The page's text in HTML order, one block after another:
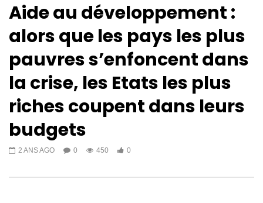
Aide au développement :
alors que les pays les plus
pauvres s’enfoncent dans
la crise, les Etats les plus
riches coupent dans leurs
budgets
2 ANS AGO 0 450 0